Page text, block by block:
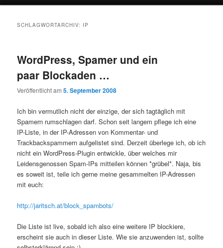
SCHLAGWORTARCHIV: IP
WordPress, Spamer und ein
paar Blockaden …
Veröffentlicht am5. September 2008
Ich bin vermutlich nicht der einzige, der sich tagtäglich mit
Spamern rumschlagen darf. Schon seit langem pflege ich eine
IP-Liste, in der IP-Adressen von Kommentar- und
Trackbackspammern aufgelistet sind. Derzeit überlege ich, ob ich
nicht ein WordPress-Plugin entwickle, über welches mir
Leidensgenossen Spam-IPs mitteilen können *grübel*. Naja, bis
es soweit ist, teile ich gerne meine gesammelten IP-Adressen
mit euch:
http://jaritsch.at/block_spambots/
Die Liste ist live, sobald ich also eine weitere IP blockiere,
erscheint sie auch in dieser Liste. Wie sie anzuwenden ist, sollte